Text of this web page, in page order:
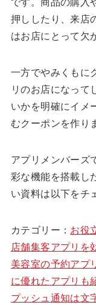
押ししたり、来店
はお店にとって欠
一方でやみくもに
リのお店になって
いかを明確にイメ
むクーポンを作り
アプリメンバーズ
彩な機能を搭載し
い資料は以下をチ
カテゴリー： お役
店舗集客アプリを
美容室の予約アプ
に優れたアプリも
プッシュ通知は文